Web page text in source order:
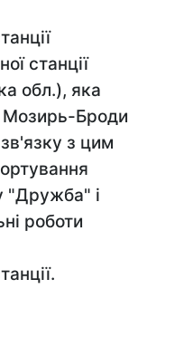
станції
обл.), яка
Мозирь-Броди
з цим
"Дружба" і
роботи